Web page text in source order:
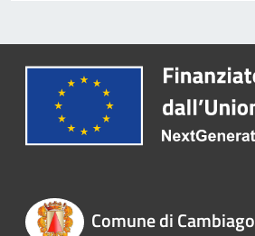
Comune di Cambiago